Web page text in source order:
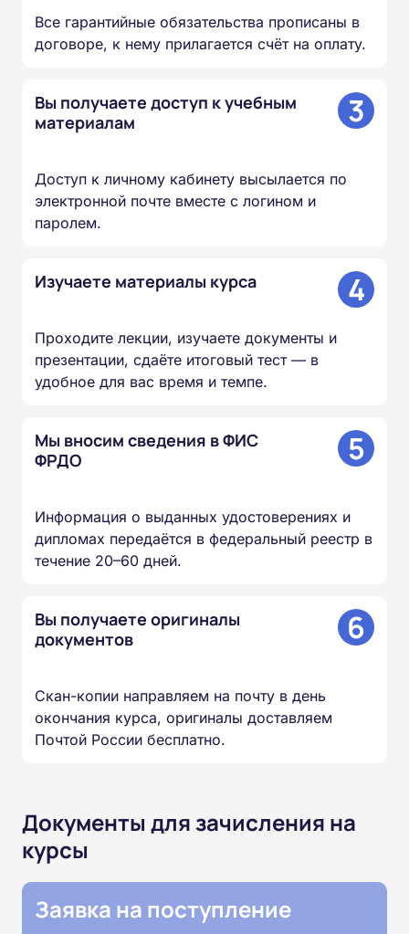
Все гарантийные обязательства прописаны в
договоре, к нему прилагается счёт на оплату.
Вы получаете доступ к учебным
материалам
3
Доступ к личному кабинету высылается по
электронной почте вместе с логином и
паролем.
Изучаете материалы курса 4
Проходите лекции, изучаете документы и
презентации, сдаёте итоговый тест — в
удобное для вас время и темпе.
Мы вносим сведения в ФИС
ФРДО
5
Информация о выданных удостоверениях и
дипломах передаётся в федеральный реестр в
течение 20–60 дней.
Вы получаете оригиналы
документов
6
Скан-копии направляем на почту в день
окончания курса, оригиналы доставляем
Почтой России бесплатно.
Документы для зачисления на
курсы
Заявка на поступление